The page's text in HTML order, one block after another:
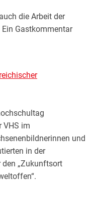
die Arbeit der
Gastkommentar
VHS im
und
in der
„Zukunftsort